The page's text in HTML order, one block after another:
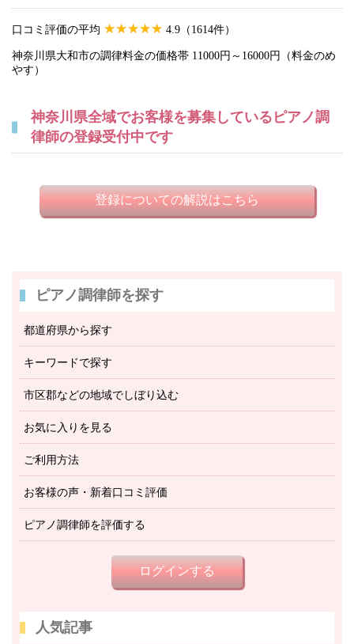
口コミ評価の平均 4.9（1614件）
神奈川県大和市の調律料金の価格帯 11000円～16000円（料金のめ
やす）
神奈川県全域でお客様を募集しているピアノ調
律師の登録受付中です
登録についての解説はこちら
ピアノ調律師を探す
都道府県から探す
キーワードで探す
市区郡などの地域でしぼり込む
お気に入りを見る
ご利用方法
お客様の声・新着口コミ評価
ピアノ調律師を評価する
ログインする
人気記事